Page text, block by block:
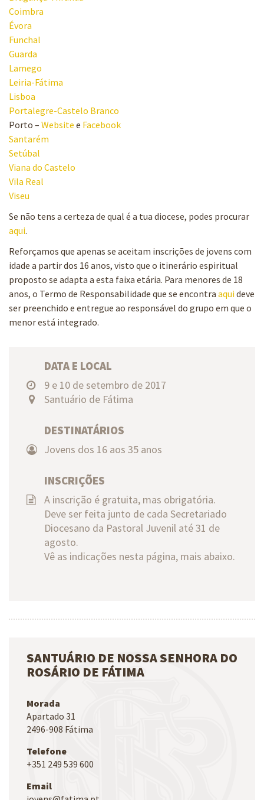
Coimbra
Évora
Funchal
Guarda
Lamego
Leiria-Fátima
Lisboa
Portalegre-Castelo Branco
Porto – Website e Facebook
Santarém
Setúbal
Viana do Castelo
Vila Real
Viseu
Se não tens a certeza de qual é a tua diocese, podes procurar
aqui.
Reforçamos que apenas se aceitam inscrições de jovens com
idade a partir dos 16 anos, visto que o itinerário espiritual
proposto se adapta a esta faixa etária. Para menores de 18
anos, o Termo de Responsabilidade que se encontra aquideve
ser preenchido e entregue ao responsável do grupo em que o
menor está integrado.
DATA E LOCAL
9 e 10 de setembro de 2017
Santuário de Fátima
DESTINATÁRIOS
Jovens dos 16 aos 35 anos
INSCRIÇÕES
A inscrição é gratuita, mas obrigatória.
Deve ser feita junto de cada Secretariado
Diocesano da Pastoral Juvenil até 31 de
agosto.
Vê as indicações nesta página, mais abaixo.
SANTUÁRIO DE NOSSA SENHORA DO
ROSÁRIO DE FÁTIMA
Morada
Apartado 31
2496-908 Fátima
Telefone
+351 249 539 600
Email